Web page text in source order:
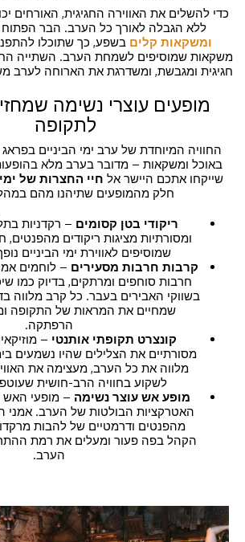
כדי להשלים את האווירה החגיגית, האורחים
ללא הגבלה לאורך כל הערב. הבר הפתוח
ומשקאות קלים בשפע, כך שתוכלו להתפנק
משקאות שמוסיפים לשמחת הערב. השתייה
חגיגית ומגבשת, ומשדרגת את הארוחה לערב
מופעים עוצרי נשימה
לתקופה
החוויה המיוחדת של ערב ימי הביניים
באוכל ומשקאות – מדובר בערב מלא
שייקחו אתכם היישר אל חיי החצרות של
חלק מהמופעים שתיהנו מהם
ריקודי בטן קסומים – רקדניות
ומסורתיות מציגות ריקודים מהפנטים,
שמוסיפים לאווירת ימי הביניים
קרבות חרבות מסעירים – לוחמים
חרבות סוחפים ומרתקים, בדיוק כמו
בשווקי האבירים בעבר. כל קרב מלווה
שמחיים את המראות של התקופה
הרפתקה.
קונצרט תקופתי אותנטי –
מסורתיים את הצלילים שהיו נשמעים
מלווה את כל הערב, מעצימה את
לשקוע בחוויה הרב-חושית
מופע אש עוצר נשימה – מופעי
האטרקציות הבולטות של הערב. אמני
מהפנטים ודרמטיים של להבות
הקהל בפה פעור ומעלים את רמת
הערב.